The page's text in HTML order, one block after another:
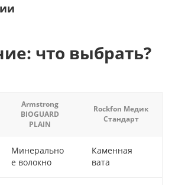
что выбрать?
Armstrong
BIOGUARD
PLAIN
Rockfon Медик
Стандарт
Минерально
е волокно
Каменная
вата